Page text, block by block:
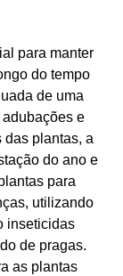
para manter
do tempo
de uma
e
das plantas, a
do ano e
para
utilizando
inseticidas
de pragas.
as plantas